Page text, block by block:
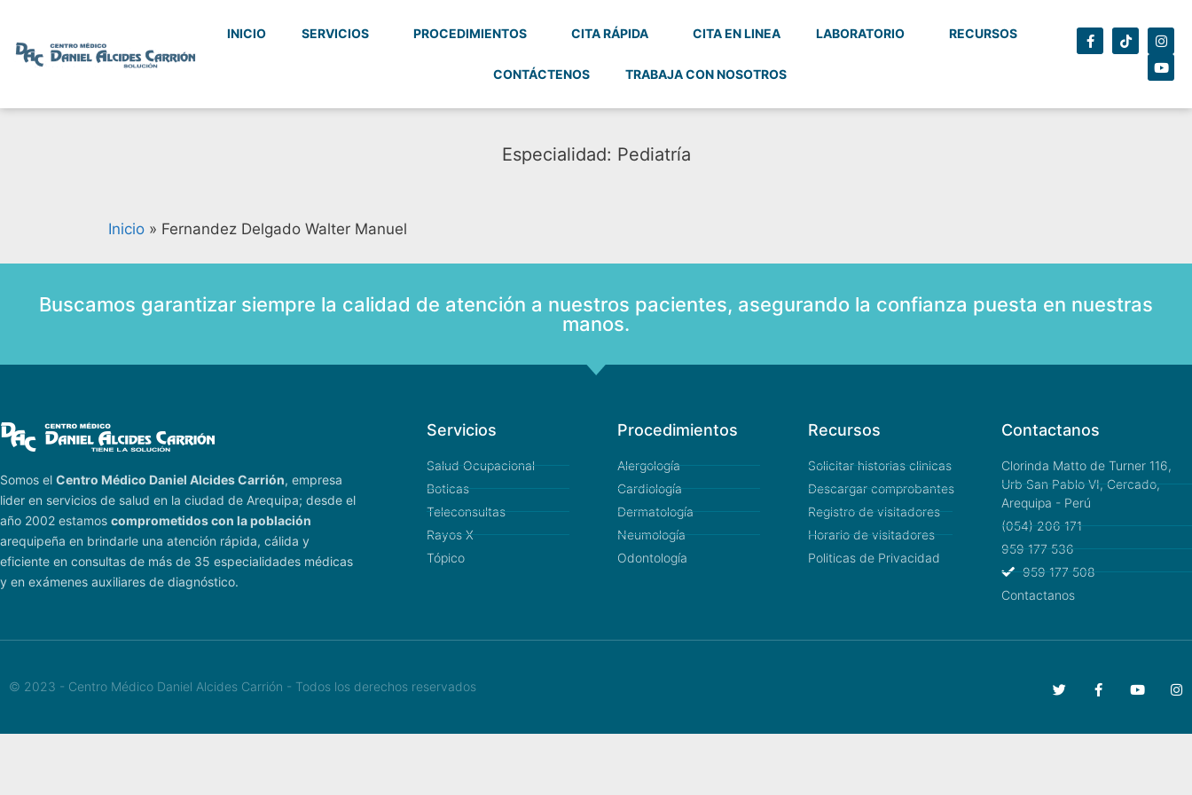
INICIO SERVICIOS PROCEDIMIENTOS CITA RÁPIDA CITA EN LINEA LABORATORIO RECURSOS
CONTÁCTENOS TRABAJA CON NOSOTROS
Especialidad: Pediatría
Inicio » Fernandez Delgado Walter Manuel
Buscamos garantizar siempre la calidad de atención a nuestros pacientes, asegurando la confianza puesta en nuestras
manos.
Somos el Centro Médico Daniel Alcides Carrión, empresa
lider en servicios de salud en la ciudad de Arequipa; desde el
año 2002 estamos comprometidos con la población
arequipeña en brindarle una atención rápida, cálida y
eficiente en consultas de más de 35 especialidades médicas
y en exámenes auxiliares de diagnóstico.
Servicios
Salud Ocupacional
Boticas
Teleconsultas
Rayos X
Tópico
Procedimientos
Alergología
Cardiología
Dermatología
Neumología
Odontología
Recursos
Solicitar historias clinicas
Descargar comprobantes
Registro de visitadores
Horario de visitadores
Politicas de Privacidad
Contactanos
Clorinda Matto de Turner 116,
Urb San Pablo VI, Cercado,
Arequipa - Perú
(054) 206 171
959 177 536
959 177 508
Contactanos
© 2023 - Centro Médico Daniel Alcides Carrión - Todos los derechos reservados